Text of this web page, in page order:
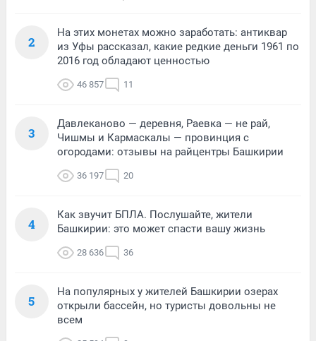
2
На этих монетах можно заработать: антиквар
из Уфы рассказал, какие редкие деньги 1961 по
2016 год обладают ценностью
46 857 11
3
Давлеканово — деревня, Раевка — не рай,
Чишмы и Кармаскалы — провинция с
огородами: отзывы на райцентры Башкирии
36 197 20
4
Как звучит БПЛА. Послушайте, жители
Башкирии: это может спасти вашу жизнь
28 636 36
5
На популярных у жителей Башкирии озерах
открыли бассейн, но туристы довольны не
всем